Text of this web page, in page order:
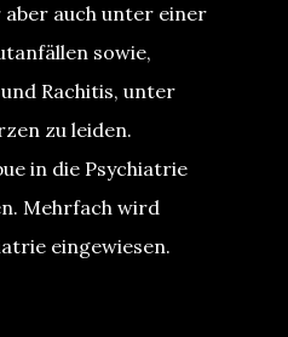
aber auch unter einer
sowie,
Rachitis, unter
zu leiden.
in die Psychiatrie
Mehrfach wird
eingewiesen.